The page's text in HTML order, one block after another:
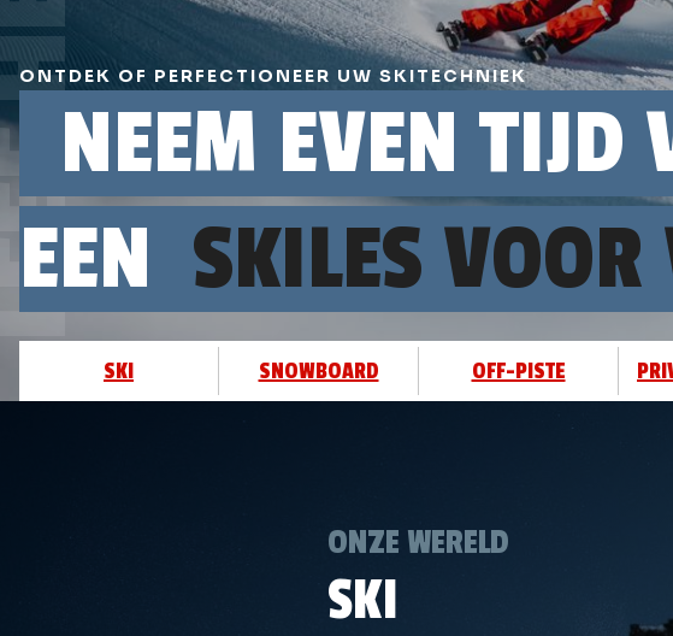
ONTDEK OF PERFECTIONEER UW SKITECHNIEK
NEEM EVEN TIJD
EEN SKILES VOOR
SKI SNOWBOARD OFF-PISTE
ONZE WERELD
SKI